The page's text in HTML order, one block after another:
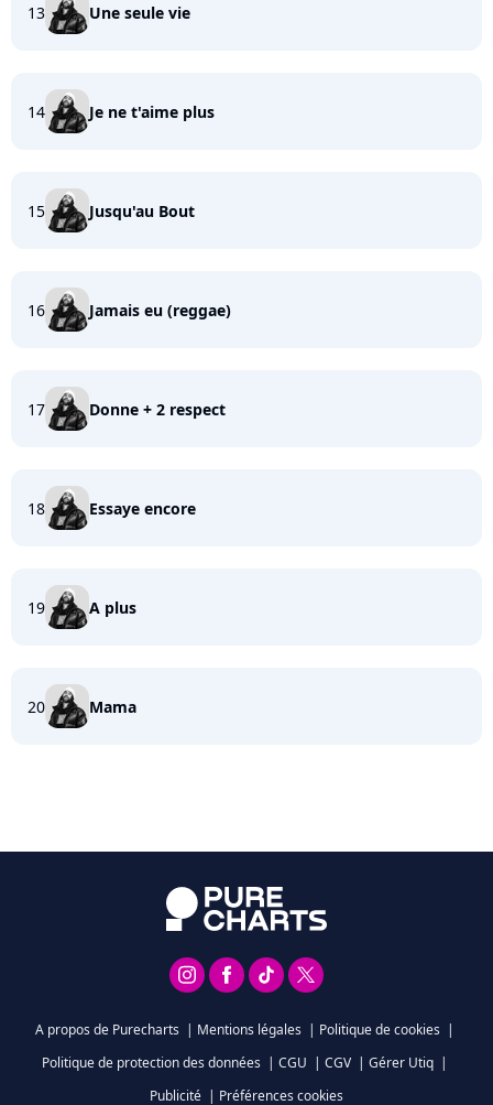
13 Une seule vie
14 Je ne t'aime plus
15 Jusqu'au Bout
16 Jamais eu (reggae)
17 Donne + 2 respect
18 Essaye encore
19 A plus
20 Mama
A propos de Purecharts | Mentions légales | Politique de cookies |
Politique de protection des données | CGU | CGV | Gérer Utiq |
Publicité | Préférences cookies